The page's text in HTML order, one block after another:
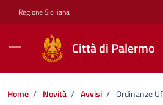
Vai ai contenuti
Vai al footer
Regione Siciliana
Città di Palermo
Home / Novità / Avvisi / Ordinanze